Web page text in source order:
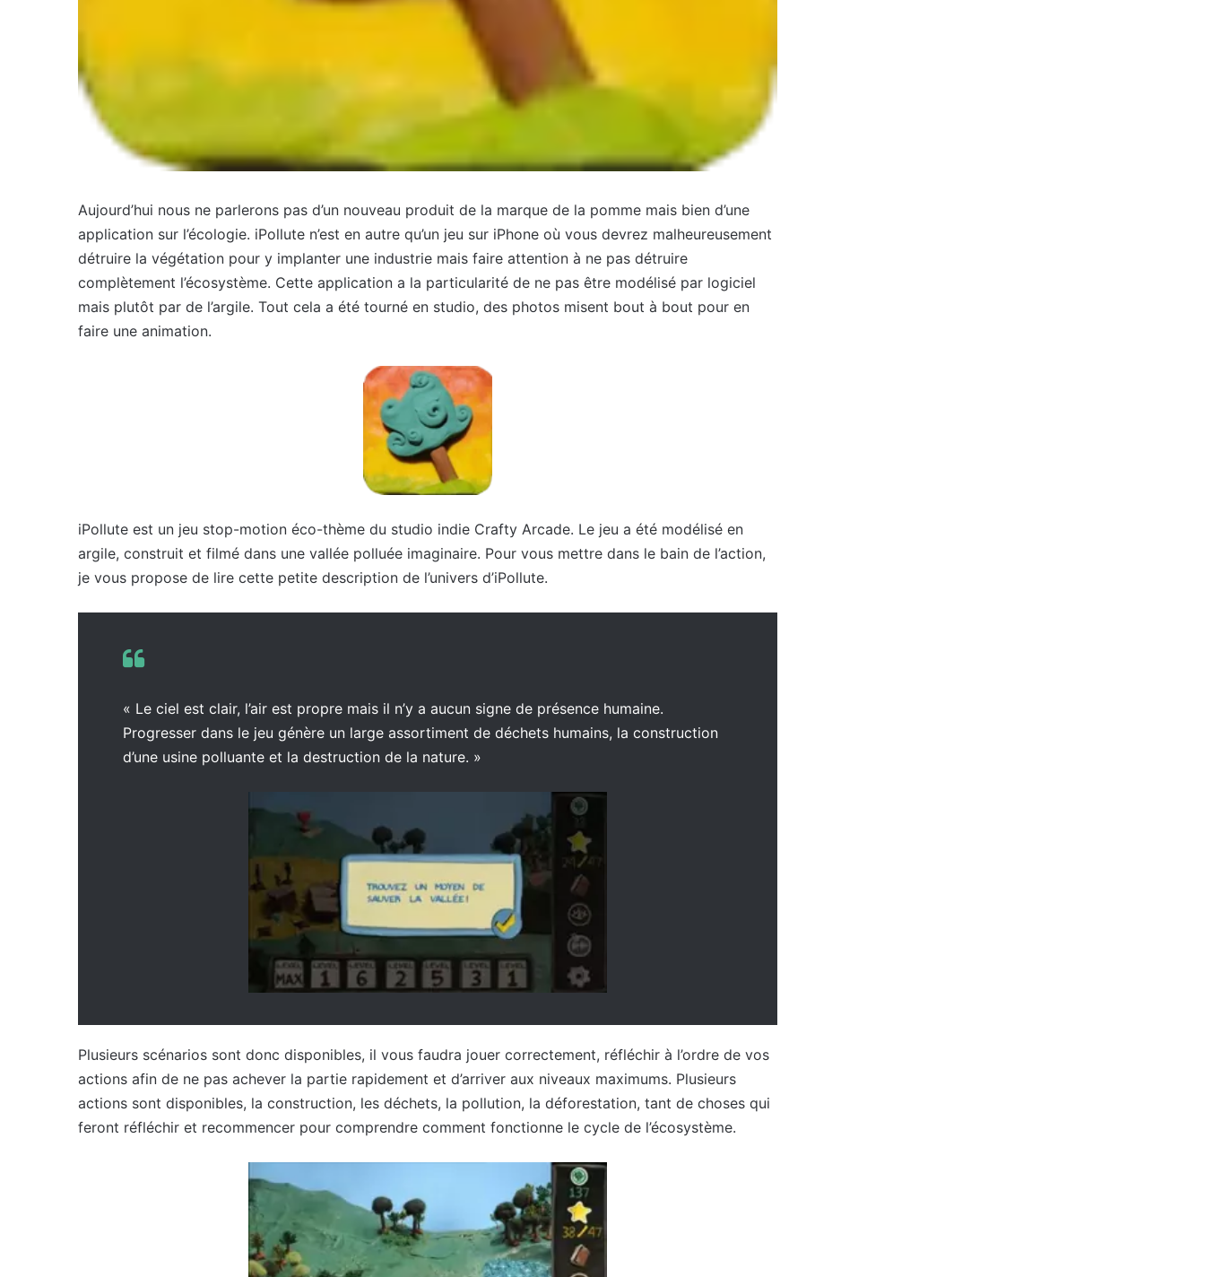
Aujourd’hui nous ne parlerons pas d’un nouveau produit de la marque de la pomme mais bien d’une
application sur l’écologie. iPollute n’est en autre qu’un jeu sur iPhone où vous devrez malheureusement
détruire la végétation pour y implanter une industrie mais faire attention à ne pas détruire
complètement l’écosystème. Cette application a la particularité de ne pas être modélisé par logiciel
mais plutôt par de l’argile. Tout cela a été tourné en studio, des photos misent bout à bout pour en
faire une animation.
iPollute est un jeu stop-motion éco-thème du studio indie Crafty Arcade. Le jeu a été modélisé en
argile, construit et filmé dans une vallée polluée imaginaire. Pour vous mettre dans le bain de l’action,
je vous propose de lire cette petite description de l’univers d’iPollute.
« Le ciel est clair, l’air est propre mais il n’y a aucun signe de présence humaine.
Progresser dans le jeu génère un large assortiment de déchets humains, la construction
d’une usine polluante et la destruction de la nature. »
Plusieurs scénarios sont donc disponibles, il vous faudra jouer correctement, réfléchir à l’ordre de vos
actions afin de ne pas achever la partie rapidement et d’arriver aux niveaux maximums. Plusieurs
actions sont disponibles, la construction, les déchets, la pollution, la déforestation, tant de choses qui
feront réfléchir et recommencer pour comprendre comment fonctionne le cycle de l’écosystème.